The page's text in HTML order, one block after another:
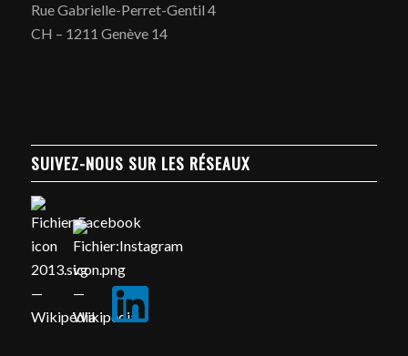
Rue Gabrielle-Perret-Gentil 4
CH – 1211 Genève 14
SUIVEZ-NOUS SUR LES RÉSEAUX